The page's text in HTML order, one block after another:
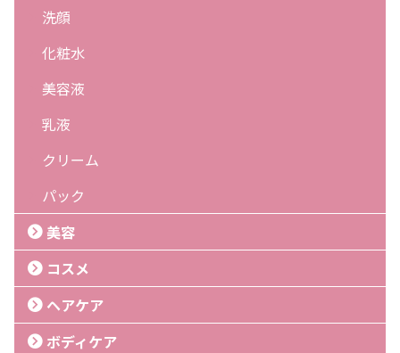
洗顔
化粧水
美容液
乳液
クリーム
パック
美容
コスメ
ヘアケア
ボディケア